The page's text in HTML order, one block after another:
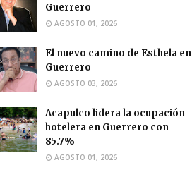
Guerrero
AGOSTO 01, 2026
El nuevo camino de Esthela en
Guerrero
AGOSTO 03, 2026
Acapulco lidera la ocupación
hotelera en Guerrero con
85.7%
AGOSTO 01, 2026